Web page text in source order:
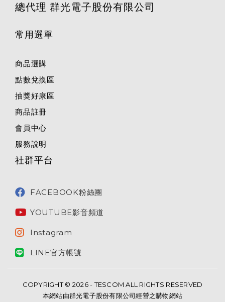
總代理 群光電子股份有限公司
常用選單
商品選購
點數兌換區
抽獎好康區
商品註冊
會員中心
服務說明
社群平台
FACEBOOK粉絲團
YOUTUBE影音頻道
Instagram
LINE官方帳號
COPYRIGHT © 2026 - TESCOM ALL RIGHTS RESERVED
本網站由群光電子股份有限公司經營之購物網站